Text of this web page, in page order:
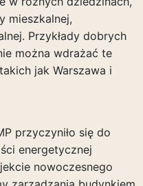
mieszkalnej,
Przykłady dobrych
można wdrażać te
jak Warszawa i
przyczyniło się do
energetycznej
nowoczesnego